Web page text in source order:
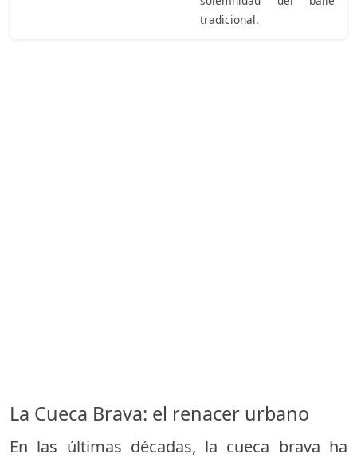
tradicional.
La Cueca Brava: el renacer urbano
En las últimas décadas, la cueca brava ha